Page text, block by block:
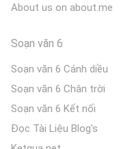
About us on about.me
Soạn văn 6
Soạn văn 6 Cánh diều
Soạn văn 6 Chân trời
Soạn văn 6 Kết nối
Đọc Tài Liệu Blog's